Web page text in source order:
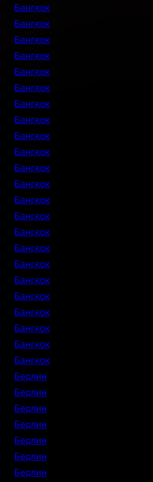
Бангкок
Бангкок
Бангкок
Бангкок
Бангкок
Бангкок
Бангкок
Бангкок
Бангкок
Бангкок
Бангкок
Бангкок
Бангкок
Бангкок
Бангкок
Бангкок
Бангкок
Бангкок
Бангкок
Бангкок
Бангкок
Бангкок
Бангкок
Берлин
Берлин
Берлин
Берлин
Берлин
Берлин
Берлин